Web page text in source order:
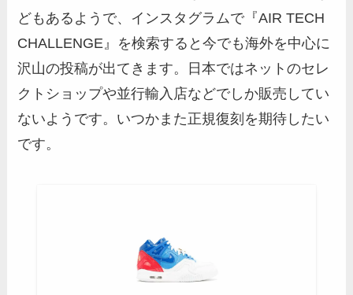
どもあるようで、インスタグラムで『AIR TECH
CHALLENGE』を検索すると今でも海外を中心に
沢山の投稿が出てきます。日本ではネットのセレ
クトショップや並行輸入店などでしか販売してい
ないようです。いつかまた正規復刻を期待したい
です。